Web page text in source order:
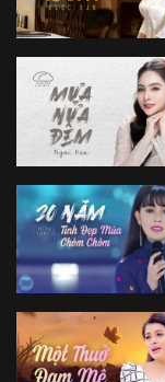
Mắt lệ đong đầy vơi
Yêu dân tộc Việt
Yêu anh dân cày yêu
Ta không thể quên
Đậm đà tình nghĩa
Thể loại :Nhạc trữ